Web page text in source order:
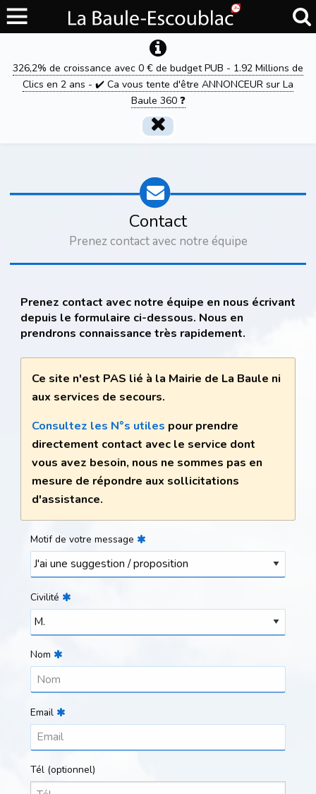
326,2% de croissance avec 0 € de budget PUB - 1.92 Millions de
Clics en 2 ans - ✔️ Ca vous tente d'être ANNONCEUR sur La
Baule 360 ❓
Contact
Prenez contact avec notre équipe
Prenez contact avec notre équipe en nous écrivant
depuis le formulaire ci-dessous. Nous en
prendrons connaissance très rapidement.
Ce site n'est PAS lié à la Mairie de La Baule ni
aux services de secours.
Consultez les N°s utiles pour prendre
directement contact avec le service dont
vous avez besoin, nous ne sommes pas en
mesure de répondre aux sollicitations
d'assistance.
Motif de votre message
Civilité
Nom
Email
Tél(optionnel)